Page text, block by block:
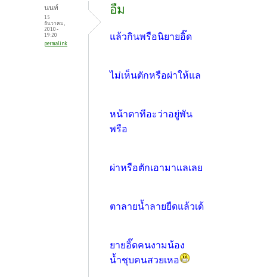
นนท์
15
ธันวาคม,
2010 -
19:20
permalink
อืม
แล้วกินพรือนิยายอิ๊ด
ไม่เห็นตักหรือผ่าให้แล
หน้าตาทีอะว่าอยู่พัน
พรือ
ผ่าหรือตักเอามาแลเลย
ตาลายน้ำลายยืดแล้วเด้
ยายอิ๊ดคนงามน้อง
น้ำชุบคนสวยเหอ